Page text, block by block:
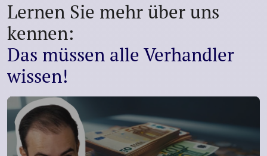
Lernen Sie mehr über uns
kennen:
Das müssen alle Verhandler
wissen!